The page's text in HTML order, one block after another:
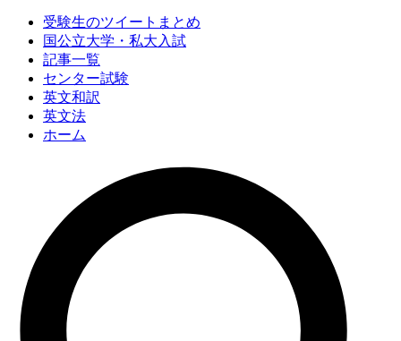
受験生のツイートまとめ
国公立大学・私大入試
記事一覧
センター試験
英文和訳
英文法
ホーム